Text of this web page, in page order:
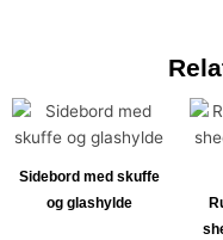
Sidebord med skuffe
og glashylde